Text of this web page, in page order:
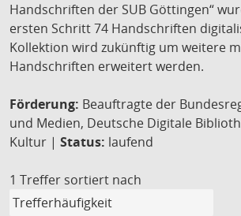
Handschriften der SUB Göttingen“
ersten Schritt 74 Handschriften
Kollektion wird zukünftig um weitere
Handschriften erweitert werden.
Förderung: Beauftragte der
und Medien, Deutsche Digitale
Kultur | Status: laufend
1 Treffer sortiert nach